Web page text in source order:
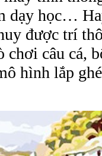
dạy học…
được trí
chơi câu cá,
hình lắp